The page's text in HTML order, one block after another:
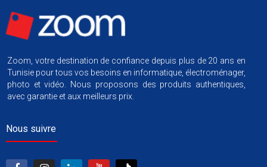
Zoom, votre destination de confiance depuis plus de 20 ans en
Tunisie pour tous vos besoins en informatique, électroménager,
photo et vidéo. Nous proposons des produits authentiques,
avec garantie et aux meilleurs prix.
Nous suivre